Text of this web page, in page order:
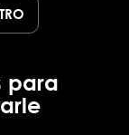
para